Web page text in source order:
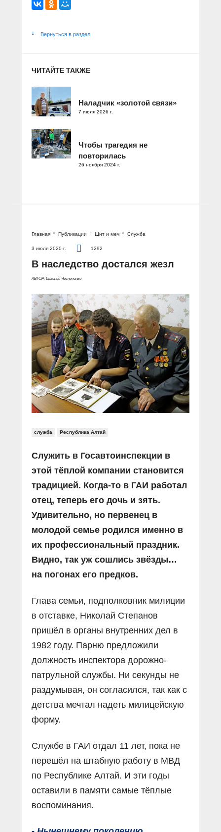
Вернуться в раздел
ЧИТАЙТЕ ТАКЖЕ
Наладчик «золотой связи»
7 июля 2026 г.
Чтобы трагедия не
повторилась
26 ноября 2024 г.
Главная Публикации Щит и меч Служба
3 июля 2020 г. 1292
В наследство достался жезл
АВТОР: Евгений Чесноченко
служба Республика Алтай
Служить в Госавтоинспекции в
этой тёплой компании становится
традицией. Когда-то в ГАИ работал
отец, теперь его дочь и зять.
Удивительно, но первенец в
молодой семье родился именно в
их профессиональный праздник.
Видно, так уж сошлись звёзды…
на погонах его предков.
Глава семьи, подполковник милиции
в отставке, Николай Степанов
пришёл в органы внутренних дел в
1982 году. Парню предложили
должность инспектора дорожно-
патрульной службы. Ни секунды не
раздумывая, он согласился, так как с
детства мечтал надеть милицейскую
форму.
Службе в ГАИ отдал 11 лет, пока не
перешёл на штабную работу в МВД
по Республике Алтай. И эти годы
оставили в памяти самые тёплые
воспоминания.